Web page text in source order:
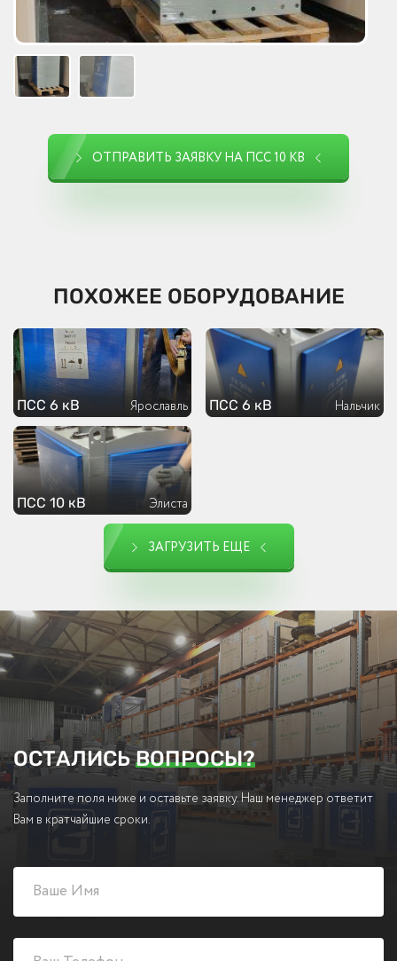
ОТПРАВИТЬ ЗАЯВКУ НА ПСС 10 КВ
ПОХОЖЕЕ ОБОРУДОВАНИЕ
ПСС 6 кВ Ярославль ПСС 6 кВ Нальчик
ПСС 10 кВ Элиста
ЗАГРУЗИТЬ ЕЩЕ
ОСТАЛИСЬВОПРОСЫ?
Заполните поля ниже и оставьте заявку. Наш менеджер ответит
Вам в кратчайшие сроки.